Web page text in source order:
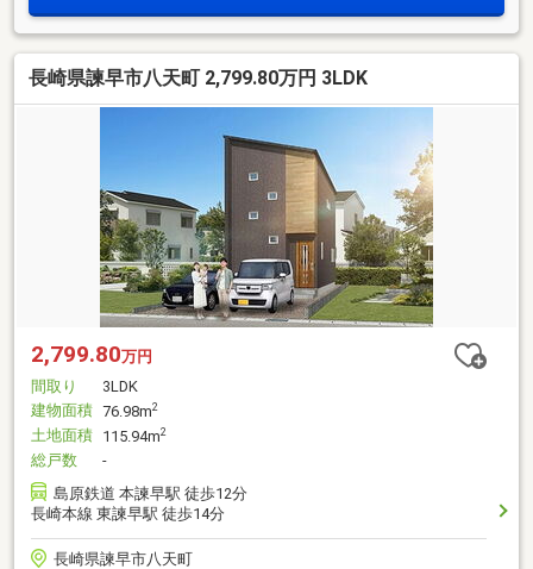
長崎県諫早市八天町 2,799.80万円 3LDK
2,799.80万円
間取り
3LDK
建物面積 76.98m2
土地面積 115.94m2
総戸数
-
島原鉄道 本諫早駅 徒歩12分
長崎本線 東諫早駅 徒歩14分
長崎県諫早市八天町